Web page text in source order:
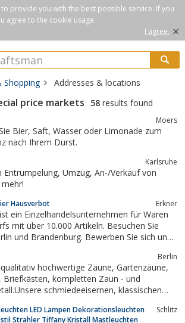
provide you with the best possible service. If you
agree to the cookie usage.
I agree. ×
Shopping Addresses & locations
price markets 58 results found
Moers
Limonade zum
nach Ihrem Durst.
Karlsruhe
Umzug, An-/Verkauf von
Hausverbot Erkner
ein Einzelhandelsunternehmen für Waren
mit über 10.000 Artikeln. Besuchen Sie
und Brandenburg. Bewerben Sie sich und
Berlin
hochwertige Zäune, Gartenzäune,
schmiedeeisernen, klassischen
Alle Torvarianten sind auch
LED Lampen Dekorationsleuchten
Strahler Tiffany Kristall Mastleuchten
Schlitz